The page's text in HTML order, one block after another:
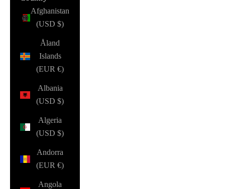
Afghanistan
(USD $)
Åland
Islands
(EUR €)
Albania
(USD $)
Algeria
(USD $)
Andorra
(EUR €)
Angola